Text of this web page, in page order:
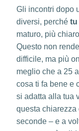
Gli incontri dopo
diversi, perché tu
maturo, più
Questo non
difficile, ma più
meglio che a 25
cosa ti fa bene e
si adatta alla tua
questa chiarezza
seconde – e a